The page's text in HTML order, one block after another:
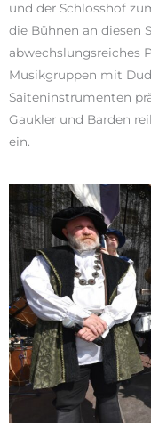
und der Schlosshof
die Bühnen an diesen
abwechslungsreiches
Musikgruppen mit
Saiteninstrumenten
Gaukler und Barden
ein.